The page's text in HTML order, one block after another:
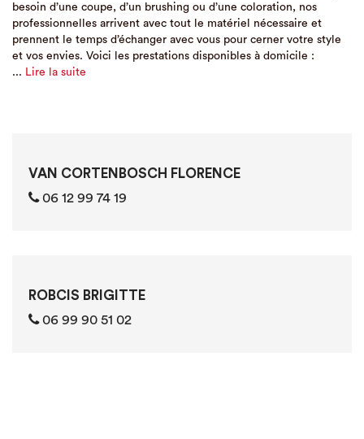
besoin d’une coupe, d’un brushing ou d’une coloration, nos
professionnelles arrivent avec tout le matériel nécessaire et
prennent le temps d’échanger avec vous pour cerner votre style
et vos envies. Voici les prestations disponibles à domicile :
... Lire la suite
VAN CORTENBOSCH FLORENCE
06 12 99 74 19
ROBCIS BRIGITTE
06 99 90 51 02